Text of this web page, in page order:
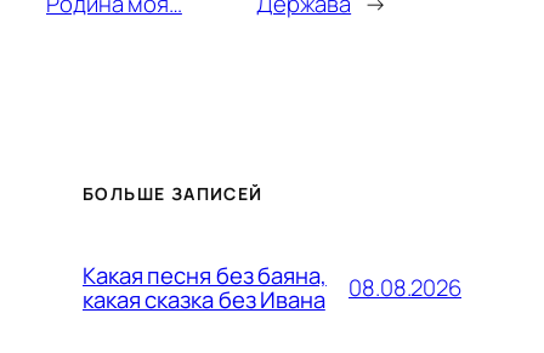
БОЛЬШЕ ЗАПИСЕЙ
Какая песня без баяна,
какая сказка без Ивана 08.08.2026